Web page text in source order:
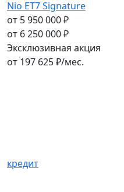
Nio ET7 Signature
от 5 950 000 ₽
от 6 250 000 ₽
Эксклюзивная акция
от 197 625₽/мес.
кредит